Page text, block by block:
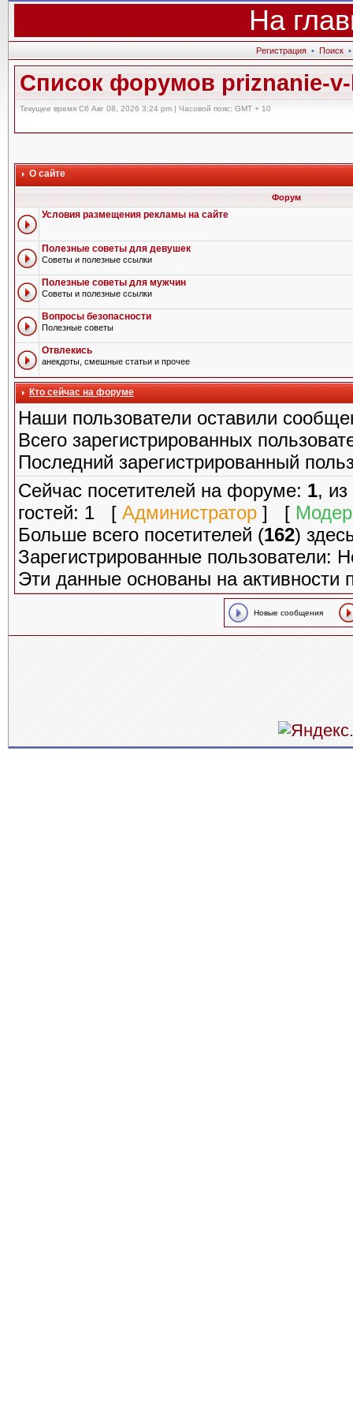
На
Регистрация • Поиск •
Список форумов priznanie-
Текущее время Сб Авг 08, 2026 3:24 pm | Часовой пояс: GMT + 10
О сайте
Форум
Условия размещения рекламы на сайте
Полезные советы для девушек
Советы и полезные ссылки
Полезные советы для мужчин
Советы и полезные ссылки
Вопросы безопасности
Полезные советы
Отвлекись
анекдоты, смешные статьи и прочее
Кто сейчас на форуме
Наши пользователи оставили
Всего зарегистрированных
Последний зарегистрированный
Сейчас посетителей на форуме: 1,
гостей: 1 [ Администратор ] [
Больше всего посетителей (162)
Зарегистрированные пользователи:
Эти данные основаны на активности
Новые сообщения